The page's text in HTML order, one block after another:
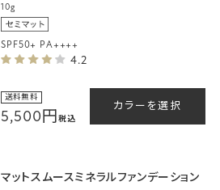
10g
4.2
SPF50+ PA++++
送料無料
5,500円税込
カラーを選択
マットスムースミネラルファンデーション